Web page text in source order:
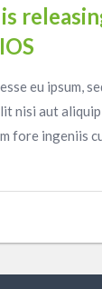
eu ipsum,
nisi aut
fore ingeniis